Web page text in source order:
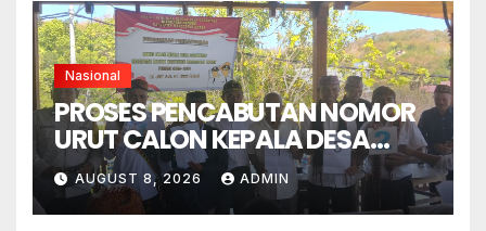
Nasional
PROSES PENCABUTAN NOMOR
URUT CALON KEPALA DESA
GORONTALO BERNUANSA
KEKELUARGAAN
AUGUST 8, 2026 ADMIN